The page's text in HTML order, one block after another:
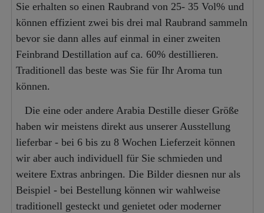
Sie erhalten so einen Raubrand von 25- 35 Vol% und
können effizient zwei bis drei mal Raubrand sammeln
bevor sie dann alles auf einmal in einer zweiten
Feinbrand Destillation auf ca. 60% destillieren.
Traditionell das beste was Sie für Ihr Aroma tun
können.
Die eine oder andere Arabia Destille dieser Größe
haben wir meistens direkt aus unserer Ausstellung
lieferbar - bei 6 bis zu 8 Wochen Lieferzeit können
wir aber auch individuell für Sie schmieden und
weitere Extras anbringen. Die Bilder diesnen nur als
Beispiel - bei Bestellung können wir wahlweise
traditionell gesteckt und genietet oder moderner